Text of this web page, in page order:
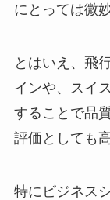
にとっては微
とはいえ、飛
インや、スイ
することで品
評価としても高
特にビジネス